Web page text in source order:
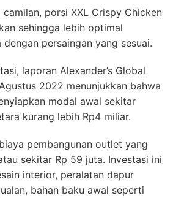
porsi XXL Crispy Chicken
sehingga lebih optimal
persaingan yang sesuai.
laporan Alexander’s Global
2022 menunjukkan bahwa
modal awal sekitar
kurang lebih Rp4 miliar.
pembangunan outlet yang
sekitar Rp 59 juta. Investasi ini
interior, peralatan dapur
bahan baku awal seperti